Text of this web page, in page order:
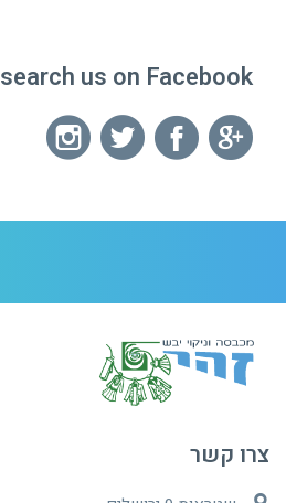
search us on Facebook
צרו קשר